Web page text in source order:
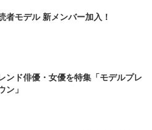
者モデル 新メンバー加入！
ンド俳優・女優を特集「モデルプレ
ン」